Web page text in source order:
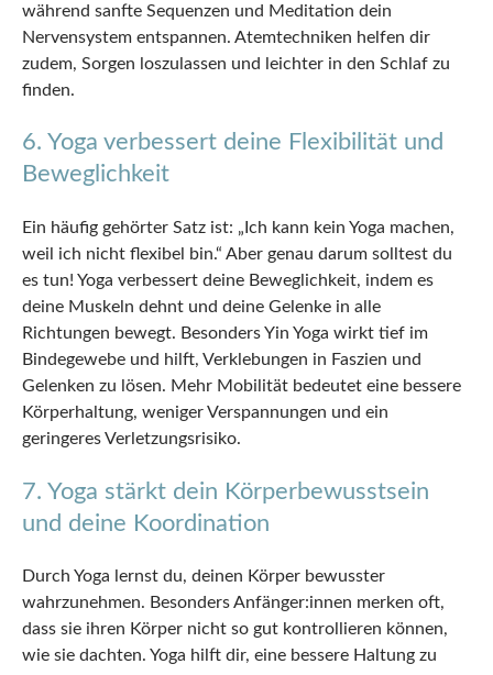
während sanfte Sequenzen und Meditation dein
Nervensystem entspannen. Atemtechniken helfen dir
zudem, Sorgen loszulassen und leichter in den Schlaf zu
finden.
6. Yoga verbessert deine Flexibilität und
Beweglichkeit
Ein häufig gehörter Satz ist: „Ich kann kein Yoga machen,
weil ich nicht flexibel bin.“ Aber genau darum solltest du
es tun! Yoga verbessert deine Beweglichkeit, indem es
deine Muskeln dehnt und deine Gelenke in alle
Richtungen bewegt. Besonders Yin Yoga wirkt tief im
Bindegewebe und hilft, Verklebungen in Faszien und
Gelenken zu lösen. Mehr Mobilität bedeutet eine bessere
Körperhaltung, weniger Verspannungen und ein
geringeres Verletzungsrisiko.
7. Yoga stärkt dein Körperbewusstsein
und deine Koordination
Durch Yoga lernst du, deinen Körper bewusster
wahrzunehmen. Besonders Anfänger:innen merken oft,
dass sie ihren Körper nicht so gut kontrollieren können,
wie sie dachten. Yoga hilft dir, eine bessere Haltung zu